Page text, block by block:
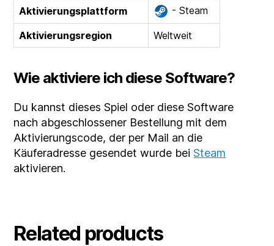
Aktivierungsplattform
- Steam
Aktivierungsregion Weltweit
Wie aktiviere ich diese Software?
Du kannst dieses Spiel oder diese Software
nach abgeschlossener Bestellung mit dem
Aktivierungscode, der per Mail an die
Käuferadresse gesendet wurde beiSteam
aktivieren.
Related products